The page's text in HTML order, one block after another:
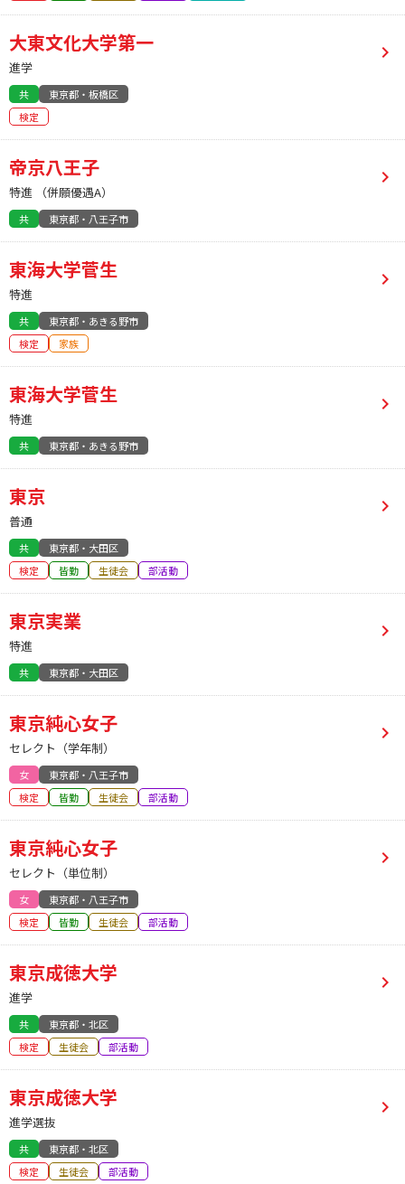
大東文化大学第一
進学
共
東京都・板橋区
検定
帝京八王子
特進 （併願優遇A）
共 東京都・八王子市
東海大学菅生
特進
共
東京都・あきる野市
検定
家族
東海大学菅生
特進
共 東京都・あきる野市
東京
普通
共
東京都・大田区
検定
皆勤 生徒会 部活動
東京実業
特進
共 東京都・大田区
東京純心女子
セレクト（学年制）
女
東京都・八王子市
検定
皆勤 生徒会 部活動
東京純心女子
セレクト（単位制）
女
東京都・八王子市
検定
皆勤 生徒会 部活動
東京成徳大学
進学
共
東京都・北区
検定
生徒会 部活動
東京成徳大学
進学選抜
共
東京都・北区
検定
生徒会 部活動